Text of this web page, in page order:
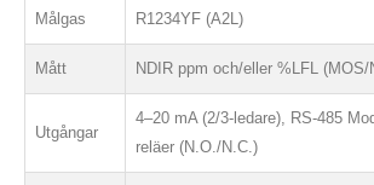
Målgas R1234YF (A2L)
Mått NDIR ppm och/eller %LFL (MOS/
Utgångar
4–20 mA (2/3-ledare), RS-485
reläer (N.O./N.C.)